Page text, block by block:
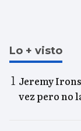
Lo + visto
Jeremy
vez pero no